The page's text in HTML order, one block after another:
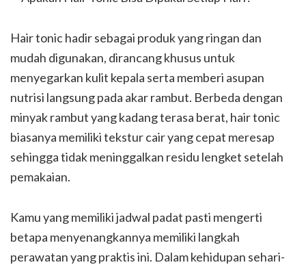
Hair tonic hadir sebagai produk yang ringan dan
mudah digunakan, dirancang khusus untuk
menyegarkan kulit kepala serta memberi asupan
nutrisi langsung pada akar rambut. Berbeda dengan
minyak rambut yang kadang terasa berat, hair tonic
biasanya memiliki tekstur cair yang cepat meresap
sehingga tidak meninggalkan residu lengket setelah
pemakaian.
Kamu yang memiliki jadwal padat pasti mengerti
betapa menyenangkannya memiliki langkah
perawatan yang praktis ini. Dalam kehidupan sehari-